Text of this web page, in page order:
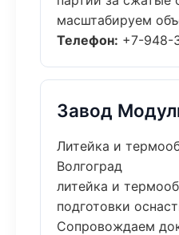
масштабируем
Телефон: +7-948-
Завод
Литейка и
Волгоград
литейка и
подготовки
Сопровождаем